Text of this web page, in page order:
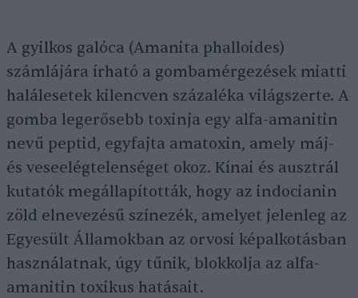
A gyilkos galóca (Amanita phalloides)
számlájára írható a gombamérgezések miatti
halálesetek kilencven százaléka világszerte. A
gomba legerősebb toxinja egy alfa-amanitin
nevű peptid, egyfajta amatoxin, amely máj-
és veseelégtelenséget okoz. Kínai és ausztrál
kutatók megállapították, hogy az indocianin
zöld elnevezésű színezék, amelyet jelenleg az
Egyesült Államokban az orvosi képalkotásban
használatnak, úgy tűnik, blokkolja az alfa-
amanitin toxikus hatásait.